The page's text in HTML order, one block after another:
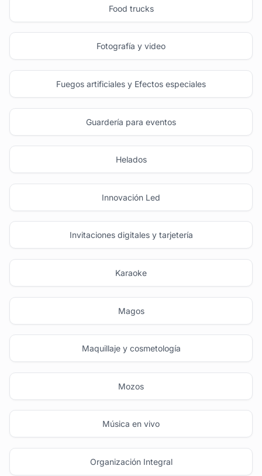
Food trucks
Fotografía y video
Fuegos artificiales y Efectos especiales
Guardería para eventos
Helados
Innovación Led
Invitaciones digitales y tarjetería
Karaoke
Magos
Maquillaje y cosmetología
Mozos
Música en vivo
Organización Integral